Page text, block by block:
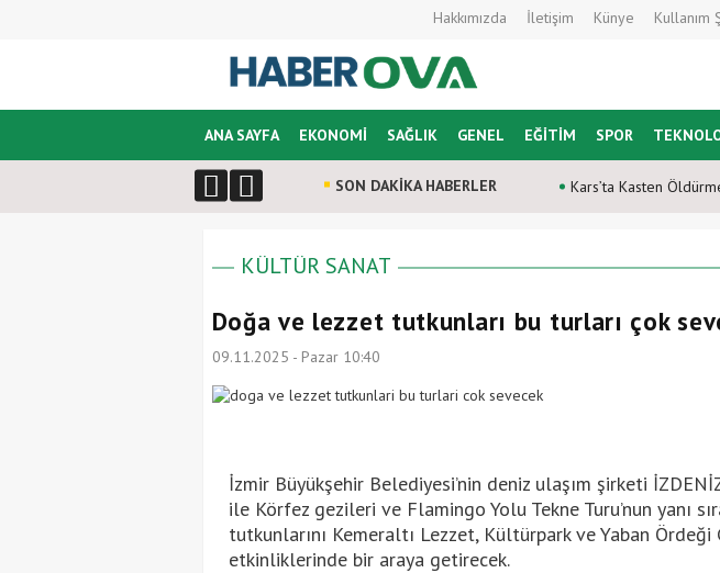
Hakkımızda İletişim Künye Kullanım
ANA SAYFA EKONOMİ SAĞLIK GENEL EĞİTİM SPOR
SON DAKİKA HABERLER Kars’ta Kasten
KÜLTÜR SANAT
Doğa ve lezzet tutkunları bu turları çok
09.11.2025 - Pazar 10:40
İzmir Büyükşehir Belediyesi’nin deniz ulaşım şirketi
ile Körfez gezileri ve Flamingo Yolu Tekne Turu’nun yanı
tutkunlarını Kemeraltı Lezzet, Kültürpark ve Yaban Ördeği
etkinliklerinde bir araya getirecek.